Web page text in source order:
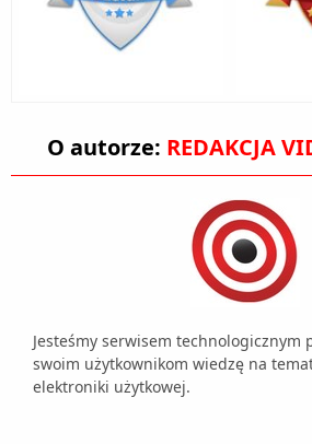
O autorze: REDAKCJA
Jesteśmy serwisem technologicznym
swoim użytkownikom wiedzę na
elektroniki użytkowej.